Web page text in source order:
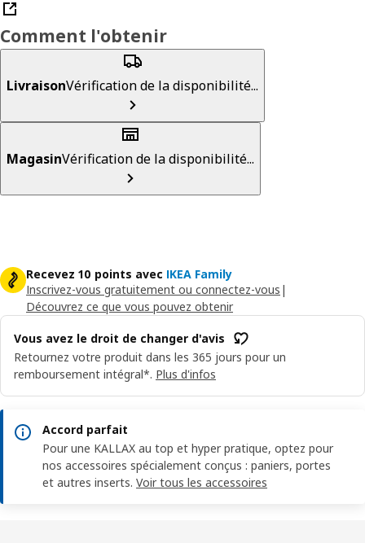
Comment l'obtenir
LivraisonVérification de la disponibilité...
MagasinVérification de la disponibilité...
Recevez 10 points avec IKEA Family
Inscrivez-vous gratuitement ou connectez-vous |
Découvrez ce que vous pouvez obtenir
Vous avez le droit de changer d'avis
Retournez votre produit dans les 365 jours pour un
remboursement intégral*. Plus d'infos
Accord parfait
Pour une KALLAX au top et hyper pratique, optez pour
nos accessoires spécialement conçus : paniers, portes
et autres inserts. Voir tous les accessoires